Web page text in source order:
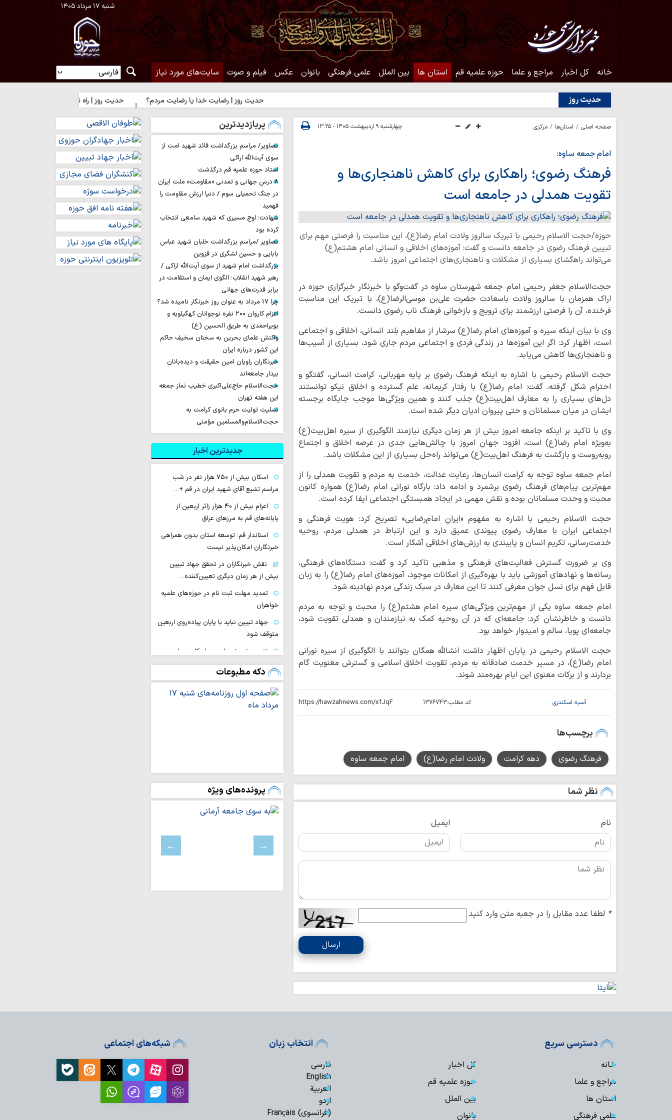
شنبه ۱۷ مرداد ۱۴۰۵
خانه کل اخبار مراجع و علما حوزه علمیه قم استان ها بین الملل علمی فرهنگی بانوان عکس فیلم و صوت سایت‌های مورد نیاز
حدیث روز حدیث روز | رضایت خدا یا رضایت مردم؟ حدیث روز | راه نزدیک شدن به محبت اهل‌بیت(ع)
صفحه اصلی استان‌ها مرکزی چهارشنبه ۹ اردیبهشت ۱۴۰۵ - ۱۳:۲۵
امام جمعه ساوه:
فرهنگ رضوی؛ راهکاری برای کاهش ناهنجاری‌ها و
تقویت همدلی در جامعه است
حوزه/حجت الاسلام رحیمی با تبریک سالروز ولادت امام رضا(ع)، این مناسبت را فرصتی مهم برای
تبیین فرهنگ رضوی در جامعه دانست و گفت: آموزه‌های اخلاقی و انسانی امام هشتم(ع)
می‌تواند راهگشای بسیاری از مشکلات و ناهنجاری‌های اجتماعی امروز باشد.
حجت‌الاسلام جعفر رحیمی امام جمعه شهرستان ساوه در گفت‌وگو با خبرنگار خبرگزاری حوزه در
اراک همزمان با سالروز ولادت باسعادت حضرت علی‌بن موسی‌الرضا(ع)، با تبریک این مناسبت
فرخنده، آن را فرصتی ارزشمند برای ترویج و بازخوانی فرهنگ ناب رضوی دانست.
وی با بیان اینکه سیره و آموزه‌های امام رضا(ع) سرشار از مفاهیم بلند انسانی، اخلاقی و اجتماعی
است، اظهار کرد: اگر این آموزه‌ها در زندگی فردی و اجتماعی مردم جاری شود، بسیاری از آسیب‌ها
و ناهنجاری‌ها کاهش می‌یابد.
حجت الاسلام رحیمی با اشاره به اینکه فرهنگ رضوی بر پایه مهربانی، کرامت انسانی، گفتگو و
احترام شکل گرفته، گفت: امام رضا(ع) با رفتار کریمانه، علم گسترده و اخلاق نیکو توانستند
دل‌های بسیاری را به معارف اهل‌بیت(ع) جذب کنند و همین ویژگی‌ها موجب جایگاه برجسته
ایشان در میان مسلمانان و حتی پیروان ادیان دیگر شده است.
وی با تاکید بر اینکه جامعه امروز بیش از هر زمان دیگری نیازمند الگوگیری از سیره اهل‌بیت(ع)
به‌ویژه امام رضا(ع) است، افزود: جهان امروز با چالش‌هایی جدی در عرصه اخلاق و اجتماع
روبه‌روست و بازگشت به فرهنگ اهل‌بیت(ع) می‌تواند راه‌حل بسیاری از این مشکلات باشد.
امام جمعه ساوه توجه به کرامت انسان‌ها، رعایت عدالت، خدمت به مردم و تقویت همدلی را از
مهم‌ترین پیام‌های فرهنگ رضوی برشمرد و ادامه داد: بارگاه نورانی امام رضا(ع) همواره کانون
محبت و وحدت مسلمانان بوده و نقش مهمی در ایجاد همبستگی اجتماعی ایفا کرده است.
حجت الاسلام رحیمی با اشاره به مفهوم «ایرانِ امام‌رضایی» تصریح کرد: هویت فرهنگی و
اجتماعی ایران با معارف رضوی پیوندی عمیق دارد و این ارتباط در همدلی مردم، روحیه
خدمت‌رسانی، تکریم انسان و پایبندی به ارزش‌های اخلاقی آشکار است.
وی بر ضرورت گسترش فعالیت‌های فرهنگی و مذهبی تاکید کرد و گفت: دستگاه‌های فرهنگی،
رسانه‌ها و نهادهای آموزشی باید با بهره‌گیری از امکانات موجود، آموزه‌های امام رضا(ع) را به زبان
قابل فهم برای نسل جوان معرفی کنند تا این معارف در سبک زندگی مردم نهادینه شود.
امام جمعه ساوه یکی از مهم‌ترین ویژگی‌های سیره امام هشتم(ع) را محبت و توجه به مردم
دانست و خاطرنشان کرد: جامعه‌ای که در آن روحیه کمک به نیازمندان و همدلی تقویت شود،
جامعه‌ای پویا، سالم و امیدوار خواهد بود.
حجت الاسلام رحیمی در پایان اظهار داشت: انشالله همگان بتوانند با الگوگیری از سیره نورانی
امام رضا(ع)، در مسیر خدمت صادقانه به مردم، تقویت اخلاق اسلامی و گسترش معنویت گام
بردارند و از برکات معنوی این ایام بهره‌مند شوند.
آسیه اسکندری کد مطلب:1376743
برچسب‌ها
فرهنگ رضوی دهه کرامت ولادت امام رضا(ع) امام جمعه ساوه
نظر شما
نام ایمیل
* لطفا عدد مقابل را در جعبه متن وارد کنید
ارسال
پربازدیدترین
تصاویر/ مراسم بزرگداشت قائد شهید امت از
سوی آیت‌الله اراکی
استاد حوزه علمیه قم درگذشت
۸ درس جهانی و تمدنی «مقاومت» ملت ایران
در جنگ تحمیلی سوم / دنیا ارزش مقاومت را
فهمید
شهادت؛ اوج مسیری که شهید سامعی انتخاب
کرده بود
تصاویر /مراسم بزرگداشت خلبان شهید عباس
بابایی و حسین لشگری در قزوین
بزرگداشت امام شهید از سوی آیت‌الله اراکی /
رهبر شهید انقلاب؛ الگوی ایمان و استقامت در
برابر قدرت‌های جهانی
چرا 17 مرداد به عنوان روز خبرنگار نامیده شد؟
اعزام کاروان ۲۰۰ نفره نوجوانان کهگیلویه و
بویراحمدی به طریق الحسین (ع)
واکنش علمای بحرین به سخنان سخیف حاکم
این کشور درباره ایران
خبرنگاران راویان امین حقیقت و دیده‌بانان
بیدار جامعه‌اند
حجت‌الاسلام حاج‌علی‌اکبری خطیب نماز جمعه
این هفته تهران
تسلیت تولیت حرم بانوی کرامت به
حجت‌الاسلام‌والمسلمین مؤمنی
جدیدترین اخبار
اسکان بیش از ۷۵۰ هزار نفر در شب
مراسم تشیع آقای شهید ایران در قم +…
اعزام بیش از ۴۰ هزار زائر اربعین از
پایانه‌های قم به مرزهای عراق
استاندار قم: توسعه استان بدون همراهی
خبرنگاران امکان‌پذیر نیست
نقش خبرنگاران در تحقق جهاد تبیین
بیش از هر زمان دیگری تعیین‌کننده…
تمدید مهلت ثبت نام در حوزه‌های علمیه
خواهران
جهاد تبیین نباید با پایان پیاده‌روی اربعین
متوقف شود
نتیجه پژوهش باید به راهکاری عملی و
قابل ارزیابی منتهی شود
۱۰ محور مواصلاتی و چهار منطقه مشهد؛
میزبان فعالیت تبلیغی مبلغان در…
روایتگران جهاد تبیین؛ تقدیر حوزه‌های
برگزاری سلسله‌نشست‌های «تابستانهٔ ادیان
و عرفان»
نماد آزادی دینی، سیاسی و نماد پایان…
بیان حقیقت و افزایش آگاهی جامعه،
برای افکار عمومی تبیین کنند
خارج کند
بی‌حجاب؛ واگرایی رفتاری یا فقدان اعتقاد؟
رسالت خبرنگاران با حقیقت، مسئولیت و
جنگ روایت‌ها و دکترین امید؛ رسالتِ
خبرنگار در عصرِ نبردِ شناختی
دکه مطبوعات
پرونده‌های ویژه
دسترسی سریع
خانه
کل اخبار
مراجع و علما
حوزه علمیه قم
استان ها
بین الملل
علمی فرهنگی
بانوان
انتخاب زبان
فارسی
English
العربیة
اردو
(فرانسوی) Français
شبکه‌های اجتماعی